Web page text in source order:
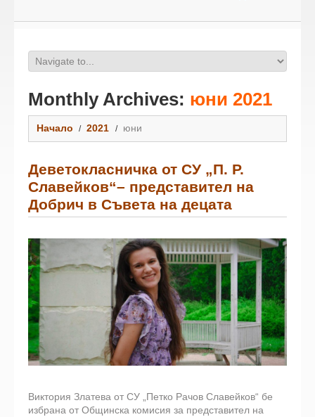
Monthly Archives: юни 2021
Начало 2021 юни
Деветокласничка от СУ „П. Р.
Славейков“– представител на
Добрич в Съвета на децата
Виктория Златева от СУ „Петко Рачов Славейков“ бе
избрана от Общинска комисия за представител на